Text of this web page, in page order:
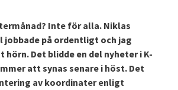
Inte för alla. Niklas
jobbade på ordentligt och jag
Det blidde en del nyheter i K-
att synas senare i höst. Det
av koordinater enligt